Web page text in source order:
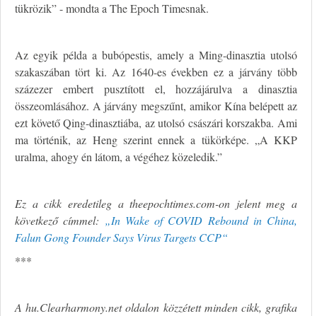
tükrözik” - mondta a The Epoch Timesnak.
Az egyik példa a bubópestis, amely a Ming-dinasztia utolsó
szakaszában tört ki. Az 1640-es években ez a járvány több
százezer embert pusztított el, hozzájárulva a dinasztia
összeomlásához. A járvány megszűnt, amikor Kína belépett az
ezt követő Qing-dinasztiába, az utolsó császári korszakba. Ami
ma történik, az Heng szerint ennek a tükörképe. „A KKP
uralma, ahogy én látom, a végéhez közeledik.”
Ez a cikk eredetileg a theepochtimes.com-on jelent meg a
következő címmel: „In Wake of COVID Rebound in China,
Falun Gong Founder Says Virus Targets CCP“
***
A hu.Clearharmony.net oldalon közzétett minden cikk, grafika